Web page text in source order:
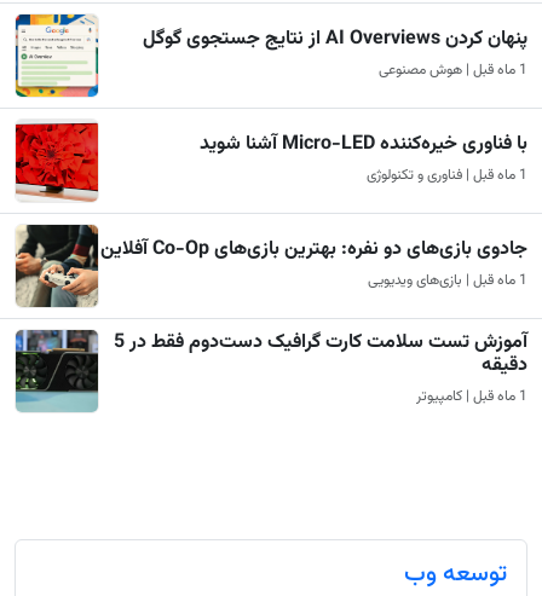
پنهان کردن AI Overviews از نتایج جستجوی گوگل
1 ماه قبل | هوش مصنوعی
با فناوری خیره‌کننده Micro-LED آشنا شوید
1 ماه قبل | فناوری و تکنولوژی
جادوی بازی‌های دو نفره: بهترین بازی‌های Co-Op آفلاین
1 ماه قبل | بازی‌های ویدیویی
آموزش تست سلامت کارت گرافیک دست‌دوم فقط در 5
دقیقه
1 ماه قبل | کامپیوتر
توسعه وب